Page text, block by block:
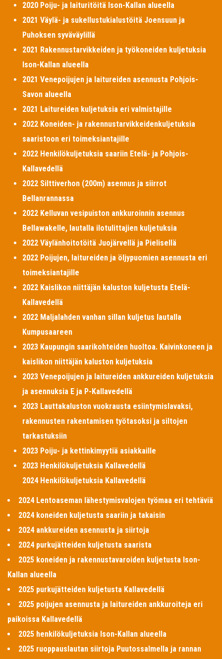
2020 Poiju- ja laituritöitä Ison-Kallan alueella
2021 Väylä- ja sukellustukialustöitä Joensuun ja
Puhoksen syväväylillä
2021 Rakennustarvikkeiden ja työkoneiden kuljetuksia
Ison-Kallan alueella
2021 Venepoijujen ja laitureiden asennusta Pohjois-
Savon alueella
2021 Laitureiden kuljetuksia eri valmistajille
2022 Koneiden- ja rakennustarvikkeidenkuljetuksia
saaristoon eri toimeksiantajille
2022 Henkilökuljetuksia saariin Etelä- ja Pohjois-
Kallavedellä
2022 Silttiverhon (200m) asennus ja siirrot
Bellanrannassa
2022 Kelluvan vesipuiston ankkuroinnin asennus
Bellawakelle, lautalla ilotulittajien kuljetuksia
2022 Väylänhoitotöitä Juojärvellä ja Pielisellä
2022 Poijujen, laitureiden ja öljypuomien asennusta eri
toimeksiantajille
2022 Kaislikon niittäjän kaluston kuljetusta Etelä-
Kallavedellä
2022 Maljalahden vanhan sillan kuljetus lautalla
Kumpusaareen
2023 Kaupungin saarikohteiden huoltoa. Kaivinkoneen ja
kaislikon niittäjän kaluston kuljetuksia
2023 Venepoijujen ja laitureiden ankkureiden kuljetuksia
ja asennuksia E ja P-Kallavedellä
2023 Lauttakaluston vuokrausta esiintymislavaksi,
rakennusten rakentamisen työtasoksi ja siltojen
tarkastuksiin
2023 Poiju- ja kettinkimyytiä asiakkaille
2023 Henkilökuljetuksia Kallavedellä
2024 Henkilökuljetuksia Kallavedellä
2024 Lentoaseman lähestymisvalojen työmaa eri tehtäviä
2024 koneiden kuljetusta saariin ja takaisin
2024 ankkureiden asennusta ja siirtoja
2024 purkujätteiden kuljetusta saarista
2025 koneiden ja rakennustavaroiden kuljetusta Ison-
Kallan alueella
2025 purkujätteiden kuljetusta Kallavedellä
2025 poijujen asennusta ja laitureiden ankkuroiteja eri
paikoissa Kallavedellä
2025 henkilökuljetuksia Ison-Kallan alueella
2025 ruoppauslautan siirtoja Puutossalmella ja rannan